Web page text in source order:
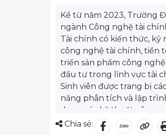
Kể từ năm 2023, Trường
ngành Công nghệ tài
Tài chính có kiến thức, kỹ
công nghệ tài chính, tiền
triển sản phẩm công
đầu tư trong lĩnh vực tài
Sinh viên được trang bị
năng phân tích và lập
dụng các kỹ thuật công
là trong lĩnh vực hệ
Chia sẻ: